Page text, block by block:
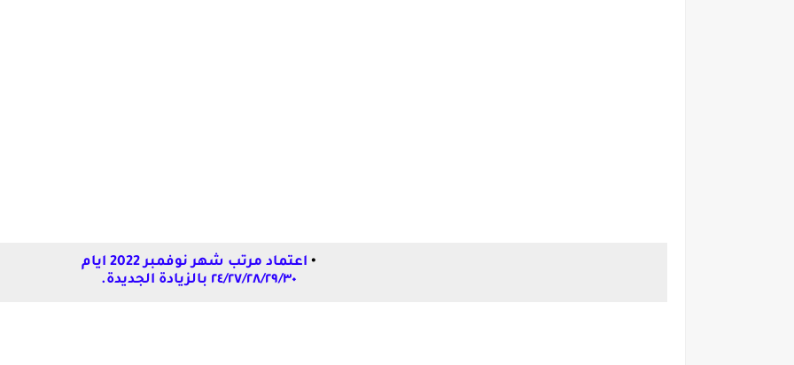
• اعتماد مرتب شهر نوفمبر 2022 ايام
٢٤/٢٧/٢٨/٢٩/٣٠ بالزيادة الجديدة.